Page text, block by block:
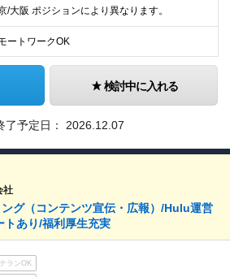
/大阪 ポジションにより異なります。
ートワークOK
検討中に入れる
了予定日： 2026.12.07
社
グ（コンテンツ宣伝・広報）/Hulu運営
トあり/福利厚生充実
ランOK